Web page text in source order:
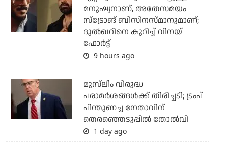
മനുഷ്യനാണ്, അതേസമയം
സ്‌ട്രോങ് ബിസിനസ്മാനുമാണ്;
ദുല്‍ഖറിനെ കുറിച്ച് വിനയ്
ഫോര്‍ട്ട്
9 hours ago
മുസ്‌ലീം വിരുദ്ധ
പരാമര്‍ശങ്ങള്‍ക്ക് തിരിച്ചടി; ട്രംപ്
പിന്തുണച്ച നേതാവിന്
തെരഞ്ഞെടുപ്പില്‍ തോല്‍വി
1 day ago